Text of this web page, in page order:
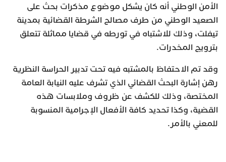
الأمن الوطني أنه كان يشكل موضوع مذكرات بحث على
الصعيد الوطني من طرف مصالح الشرطة القضائية بمدينة
تيفلت، وذلك للاشتباه في تورطه في قضايا مماثلة تتعلق
بترويج المخدرات.
وقد تم الاحتفاظ بالمشتبه فيه تحت تدبير الحراسة النظرية
رهن إشارة البحث القضائي الذي تشرف عليه النيابة العامة
المختصة، وذلك للكشف عن ظروف وملابسات هذه
القضية، وكذا تحديد كافة الأفعال الإجرامية المنسوبة
للمعني بالأمر.